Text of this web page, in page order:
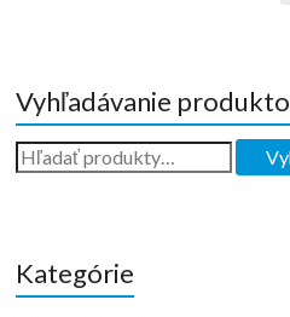
Vyhľadávanie
Kategórie